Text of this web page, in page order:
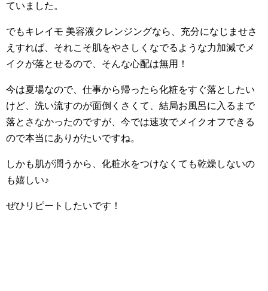
ていました。
でもキレイモ 美容液クレンジングなら、充分になじませさ
えすれば、それこそ肌をやさしくなでるような力加減でメ
イクが落とせるので、そんな心配は無用！
今は夏場なので、仕事から帰ったら化粧をすぐ落としたい
けど、洗い流すのが面倒くさくて、結局お風呂に入るまで
落とさなかったのですが、今では速攻でメイクオフできる
ので本当にありがたいですね。
しかも肌が潤うから、化粧水をつけなくても乾燥しないの
も嬉しい♪
ぜひリピートしたいです！